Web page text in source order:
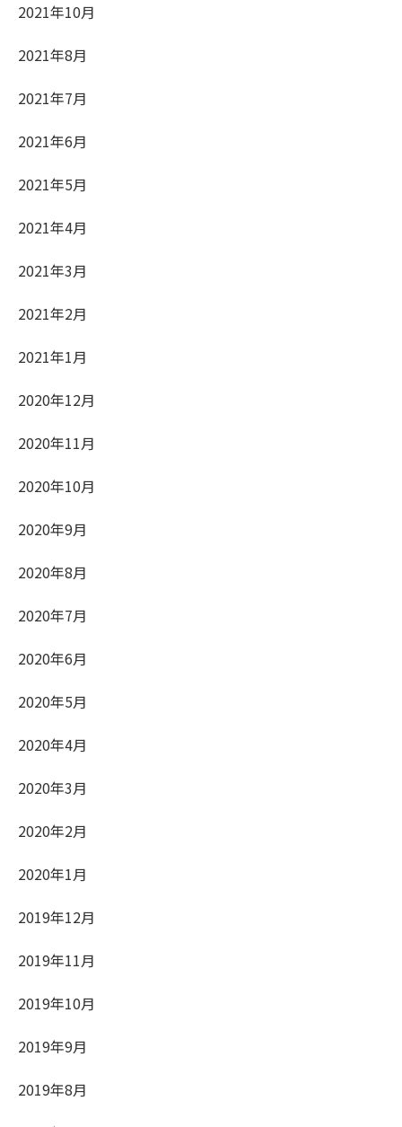
2021年10月
2021年8月
2021年7月
2021年6月
2021年5月
2021年4月
2021年3月
2021年2月
2021年1月
2020年12月
2020年11月
2020年10月
2020年9月
2020年8月
2020年7月
2020年6月
2020年5月
2020年4月
2020年3月
2020年2月
2020年1月
2019年12月
2019年11月
2019年10月
2019年9月
2019年8月